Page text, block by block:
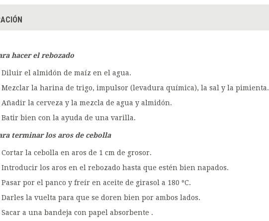
hacer el rebozado
Diluir el almidón de maíz en el agua.
Mezclar la harina de trigo, impulsor (levadura química), la sal y la pimienta.
Añadir la cerveza y la mezcla de agua y almidón.
Batir bien con la ayuda de una varilla.
terminar los aros de cebolla
Cortar la cebolla en aros de 1 cm de grosor.
Introducir los aros en el rebozado hasta que estén bien napados.
Pasar por el panco y freír en aceite de girasol a 180 ºC.
Darles la vuelta para que se doren bien por ambos lados.
Sacar a una bandeja con papel absorbente .